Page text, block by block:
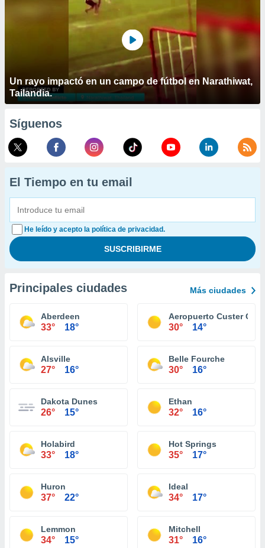
Un rayo impactó en un campo de fútbol en Narathiwat,
Tailandia.
Síguenos
El Tiempo en tu email
He leído y acepto la política de privacidad.
Principales ciudades Más ciudades
Aberdeen
33° 18°
Aeropuerto Custer
30° 14°
Alsville
27° 16°
Belle Fourche
30° 16°
Dakota Dunes
26° 15°
Ethan
32° 16°
Holabird
33° 18°
Hot Springs
35° 17°
Huron
37° 22°
Ideal
34° 17°
Lemmon
34° 15°
Mitchell
31° 16°